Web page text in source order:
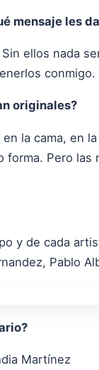
mensaje les
ellos nada
conmigo.
originales?
la cama, en
Pero las
y de cada
Pablo
Martínez